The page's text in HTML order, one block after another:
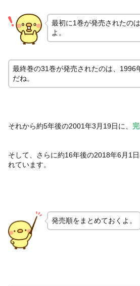
最初に1巻が発売されたの
よ。
最終巻の31巻が発売されたのは、1996
だね。
それから約5年後の2001年3月19日に、
そして、さらに約16年後の2018年6月1日
れています。
発売順をまとめておくよ。